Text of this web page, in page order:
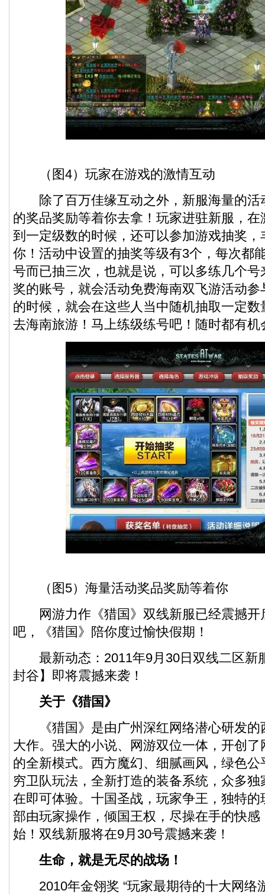
（图4）玩家在游戏的激情互动
除了百万佳缘互动之外，新服海量的活
的奖品奖励等着你去拿！玩家进驻新服，
到一定级数的时候，还可以参加游戏抽奖
你！活动中设置的抽奖等级有3个，每次都
号而已抽三次，也就是说，可以多练几个
奖的账号，就会活动免费海南双飞游活动
的时候，就会在这些人当中随机抽取一定
去海南旅游！马上练级练号吧！随时都有
（图5）海量活动奖品奖励等着你
网游力作《猎国》双线新服已经震撼开
吧，《猎国》陪你度过愉快假期！
最新动态：2011年9月30日双线二区新
封谷】即将震撼来袭！
关于《猎国》
《猎国》是由广州深红网络潜心研发的
大作。强大的小说、网游双位一体，开创
的全新模式。西方魔幻、细腻画风，绿色
穷卫队玩法，全新打造的装备系统，众多
在即可体验。十国圣战，玩家争王，独特
部由玩家操作，倾国王权，尽操在手的快
始！双线新服将在9月30号震撼来袭！
生命，就是无尽的战场！
2010年金翎奖 “玩家最期待的十大网络